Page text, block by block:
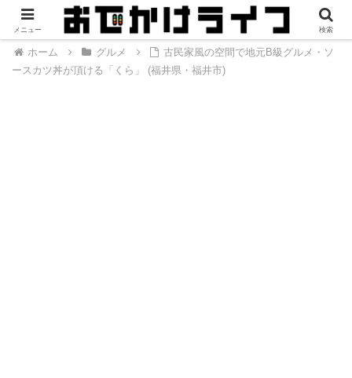
ホーム グルメ
古民家風の空間で地元B級グルメ・ソ
ースカツ丼が頂ける「くら」 (福井県・福井市)
メニュー 検索